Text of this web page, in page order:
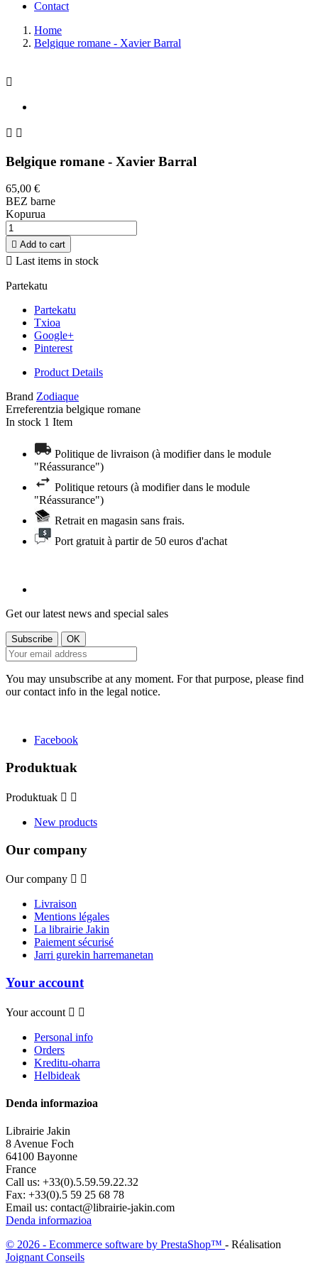
Contact
Home
Belgique romane - Xavier Barral

 
Belgique romane - Xavier Barral
65,00 €
BEZ barne
Kopurua
 Add to cart
 Last items in stock
Partekatu
Partekatu
Txioa
Google+
Pinterest
Product Details
Brand Zodiaque
Erreferentzia belgique romane
In stock 1 Item
Politique de livraison (à modifier dans le module
"Réassurance")
Politique retours (à modifier dans le module
"Réassurance")
Retrait en magasin sans frais.
Port gratuit à partir de 50 euros d'achat
Get our latest news and special sales
You may unsubscribe at any moment. For that purpose, please find
our contact info in the legal notice.
Facebook
Produktuak
Produktuak  
New products
Our company
Our company  
Livraison
Mentions légales
La librairie Jakin
Paiement sécurisé
Jarri gurekin harremanetan
Your account
Your account  
Personal info
Orders
Kreditu-oharra
Helbideak
Denda informazioa
Librairie Jakin
8 Avenue Foch
64100 Bayonne
France
Call us: +33(0).5.59.59.22.32
Fax: +33(0).5 59 25 68 78
Email us: contact@librairie-jakin.com
Denda informazioa
© 2026 - Ecommerce software by PrestaShop™ - Réalisation
Joignant Conseils